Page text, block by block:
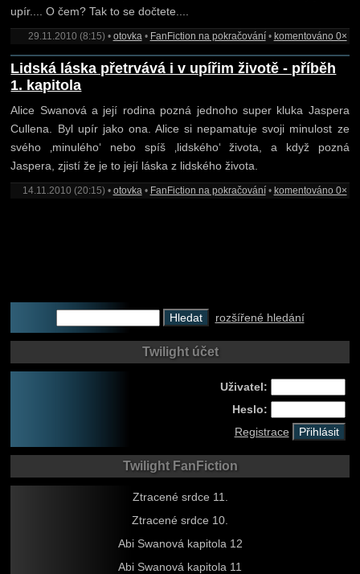
upír.... O čem? Tak to se dočtete....
29.11.2010 (8:15) • otovka• FanFiction na pokračování• komentováno 0×
Lidská láska přetrvává i v upířim životě - příběh
1. kapitola
Alice Swanová a její rodina pozná jednoho super kluka Jaspera
Cullena. Byl upír jako ona. Alice si nepamatuje svoji minulost ze
svého ‚minulého‘ nebo spíš ‚lidského‘ života, a když pozná
Jaspera, zjistí že je to její láska z lidského života.
14.11.2010 (20:15) • otovka• FanFiction na pokračování• komentováno 0×
rozšířené hledání
Twilight účet
Uživatel:
Heslo:
Registrace
Twilight FanFiction
Ztracené srdce 11.
Ztracené srdce 10.
Abi Swanová kapitola 12
Abi Swanová kapitola 11